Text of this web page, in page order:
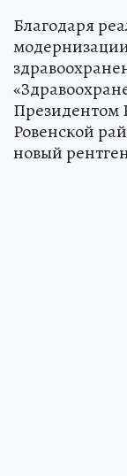
Благодаря
Ровенской
новый